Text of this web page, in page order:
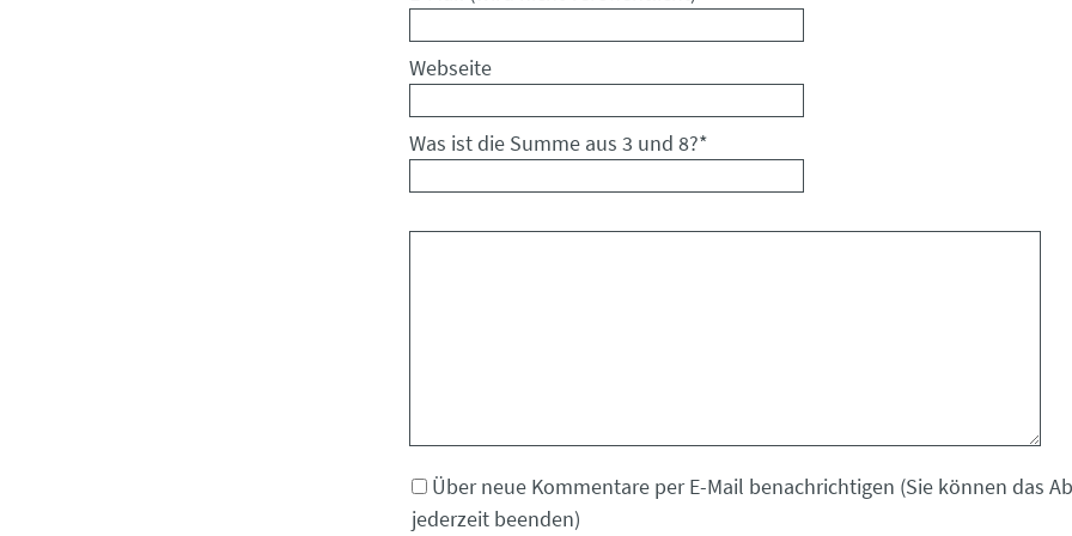
Webseite
Was ist die Summe aus 3 und 8?*
Über neue Kommentare per E-Mail benachrichtigen (Sie können das
jederzeit beenden)